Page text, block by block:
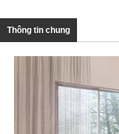
Thông tin chung